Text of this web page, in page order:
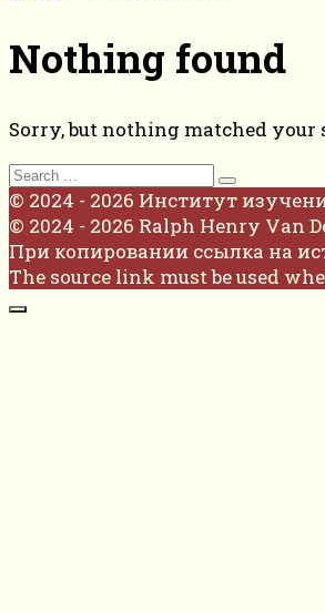
Nothing found
Sorry, but nothing matched
Search
for:
© 2024 - 2026 Институт
© 2024 - 2026 Ralph Henry Van
При копировании ссылка на
The source link must be used